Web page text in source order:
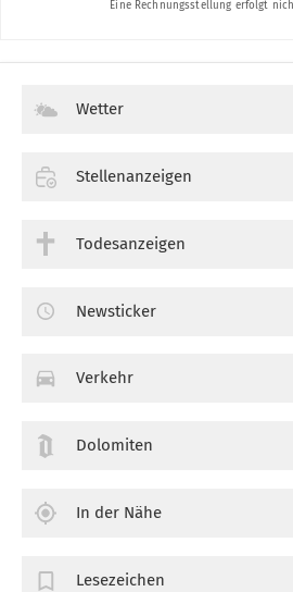
Wetter
Stellenanzeigen
Todesanzeigen
Newsticker
Verkehr
Dolomiten
In der Nähe
Lesezeichen